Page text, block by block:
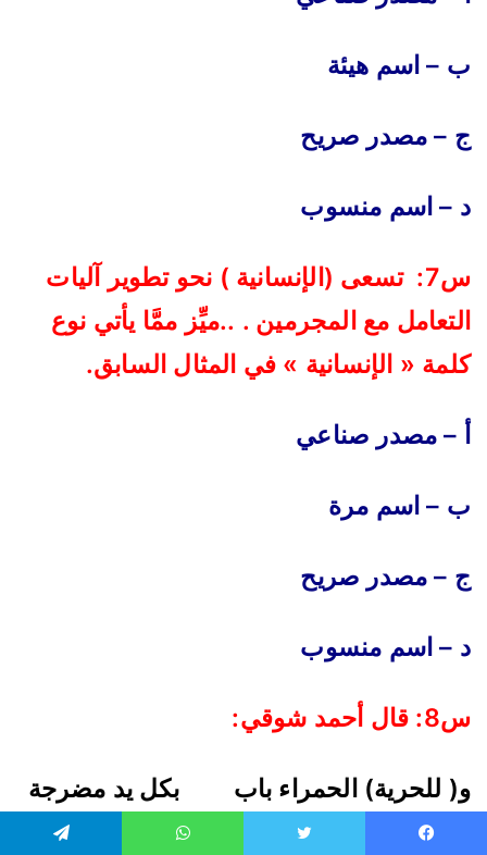
ب – اسم هيئة
ج – مصدر صريح
د – اسم منسوب
س7: تسعى (الإنسانية ) نحو تطوير آليات
التعامل مع المجرمين . ..ميِّز ممَّا يأتي نوع
كلمة « الإنسانية » في المثال السابق.
أ – مصدر صناعي
ب – اسم مرة
ج – مصدر صريح
د – اسم منسوب
س8: قال أحمد شوقي :
و( للحرية) الحمراء باب
بكل يد مضرجة
يدق